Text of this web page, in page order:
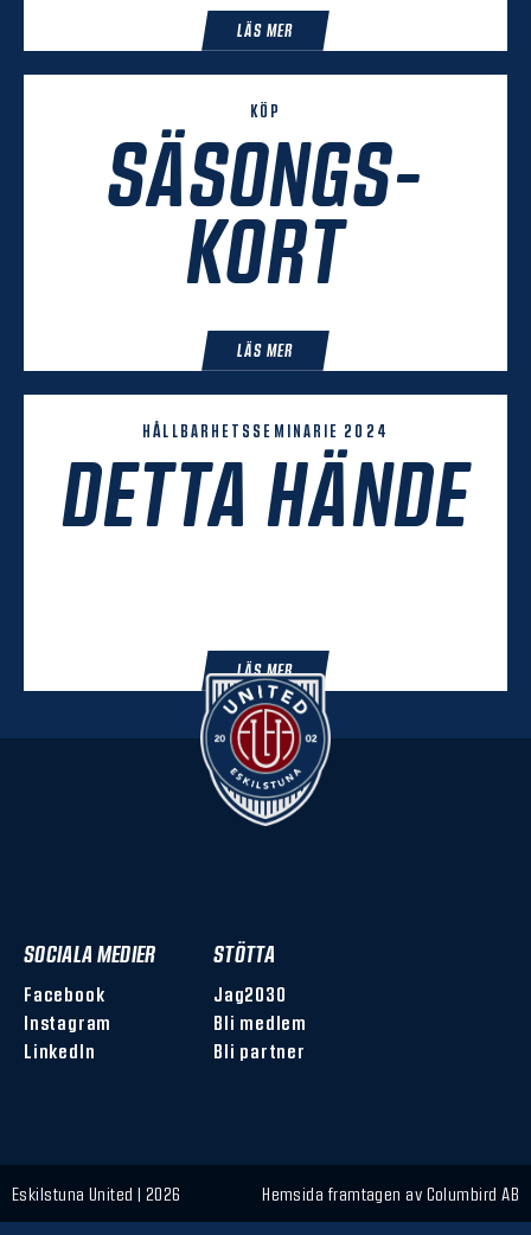
LÄS MER
KÖP
SÄSONGS-
KORT
LÄS MER
HÅLLBARHETSSEMINARIE 2024
DETTA HÄNDE
LÄS MER
SOCIALA MEDIER
Facebook
Instagram
LinkedIn
STÖTTA
Jag2030
Bli medlem
Bli partner
Eskilstuna United | 2026 Hemsida framtagen av Columbird AB